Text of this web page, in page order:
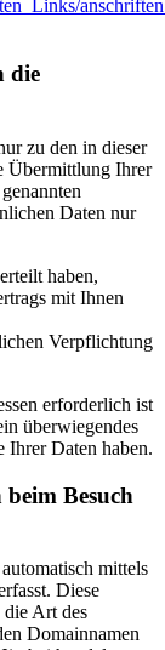
die
zu den in dieser
Übermittlung Ihrer
Daten nur
haben,
mit Ihnen
Verpflichtung
erforderlich ist
überwiegendes
Ihrer Daten haben.
Besuch
mittels
Diese
Art des
Domainnamen